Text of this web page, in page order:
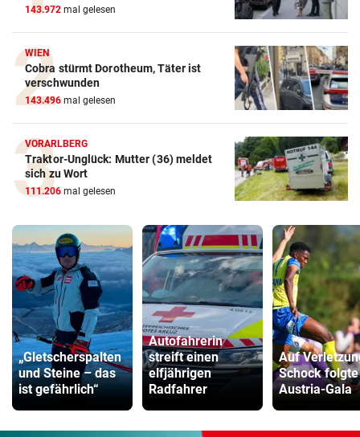
143.972 mal gelesen
WIEN
Cobra stürmt Dorotheum, Täter ist
verschwunden
143.496 mal gelesen
VORARLBERG
Traktor-Unglück: Mutter (36) meldet
sich zu Wort
111.206 mal gelesen
„Gletscherspalten
und Steine – das
ist gefährlich“
Autofahrerin
streift einen
elfjährigen
Radfahrer
Auf
Schock
Austria-Gala